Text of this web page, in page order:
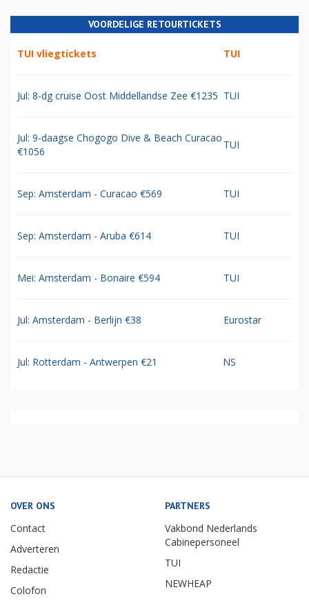
VOORDELIGE RETOURTICKETS
TUI vliegtickets TUI
Jul: 8-dg cruise Oost Middellandse Zee €1235 TUI
Jul: 9-daagse Chogogo Dive & Beach Curacao
€1056
TUI
Sep: Amsterdam - Curacao €569 TUI
Sep: Amsterdam - Aruba €614 TUI
Mei: Amsterdam - Bonaire €594 TUI
Jul: Amsterdam - Berlijn €38 Eurostar
Jul: Rotterdam - Antwerpen €21 NS
OVER ONS
Contact
Adverteren
Redactie
Colofon
PARTNERS
Vakbond Nederlands
Cabinepersoneel
TUI
NEWHEAP